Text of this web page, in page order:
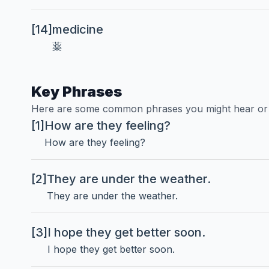
[14] medicine
薬
Key Phrases
Here are some common phrases you might hear
[1] How are they feeling?
How are they feeling?
[2] They are under the weather.
They are under the weather.
[3] I hope they get better soon.
I hope they get better soon.